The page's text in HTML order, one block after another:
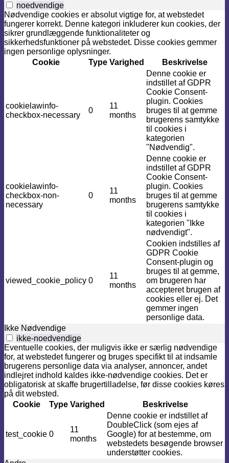
noedvendige
Nødvendige cookies er absolut vigtige for, at webstedet
fungerer korrekt. Denne kategori inkluderer kun cookies, der
sikrer grundlæggende funktionaliteter og
sikkerhedsfunktioner på webstedet. Disse cookies gemmer
ingen personlige oplysninger.
Cookie
Type Varighed Beskrivelse
cookielawinfo-
checkbox-necessary
0
11
months
Denne cookie er
indstillet af GDPR
Cookie Consent-
plugin. Cookies
bruges til at gemme
brugerens samtykke
til cookies i
kategorien
"Nødvendig".
cookielawinfo-
checkbox-non-
necessary
0
11
months
Denne cookie er
indstillet af GDPR
Cookie Consent-
plugin. Cookies
bruges til at gemme
brugerens samtykke
til cookies i
kategorien "Ikke
nødvendigt".
viewed_cookie_policy 0
11
months
Cookien indstilles af
GDPR Cookie
Consent-plugin og
bruges til at gemme,
om brugeren har
accepteret brugen af ​​
cookies eller ej. Det
gemmer ingen
personlige data.
Ikke Nødvendige
ikke-noedvendige
Eventuelle cookies, der muligvis ikke er særlig nødvendige
for, at webstedet fungerer og bruges specifikt til at indsamle
brugerens personlige data via analyser, annoncer, andet
indlejret indhold kaldes ikke-nødvendige cookies. Det er
obligatorisk at skaffe brugertilladelse, før disse cookies køres
på dit websted.
Cookie
Type Varighed Beskrivelse
test_cookie 0
11
months
Denne cookie er indstillet af
DoubleClick (som ejes af
Google) for at bestemme, om
webstedets besøgende browser
understøtter cookies.